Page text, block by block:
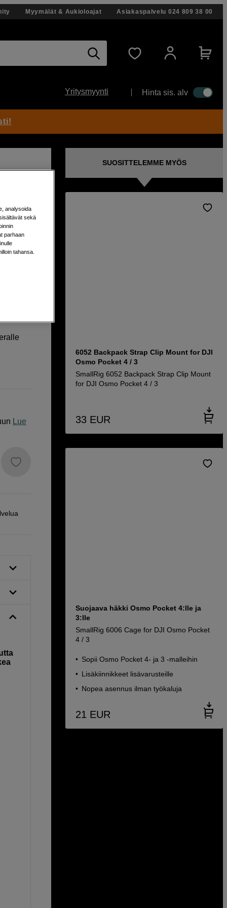
Myymälät & Aukioloajat Asiakaspalvelu 024 809 38 00
Yritysmyynti Hinta sis. alv
DJI
4:lle
Lue
SUOSITTELEMME MYÖS
6052 Backpack Strap Clip Mount for DJI
Osmo Pocket 4 / 3
SmallRig 6052 Backpack Strap Clip Mount
for DJI Osmo Pocket 4 / 3
33 EUR
Suojaava häkki Osmo Pocket 4:lle ja
3:lle
SmallRig 6006 Cage for DJI Osmo Pocket
4 / 3
Sopii Osmo Pocket 4- ja 3 -malleihin
Lisäkiinnikkeet lisävarusteille
Nopea asennus ilman työkaluja
21 EUR
analysoida
sekä
parhaan
tahansa.